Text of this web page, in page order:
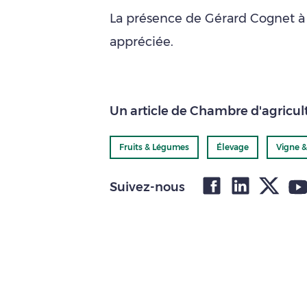
La présence de Gérard Cognet
appréciée.
Un article de Chambre
Fruits & Légumes Élevage Vigne
Suivez-nous